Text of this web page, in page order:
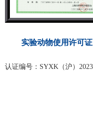
实验动物使用许可证